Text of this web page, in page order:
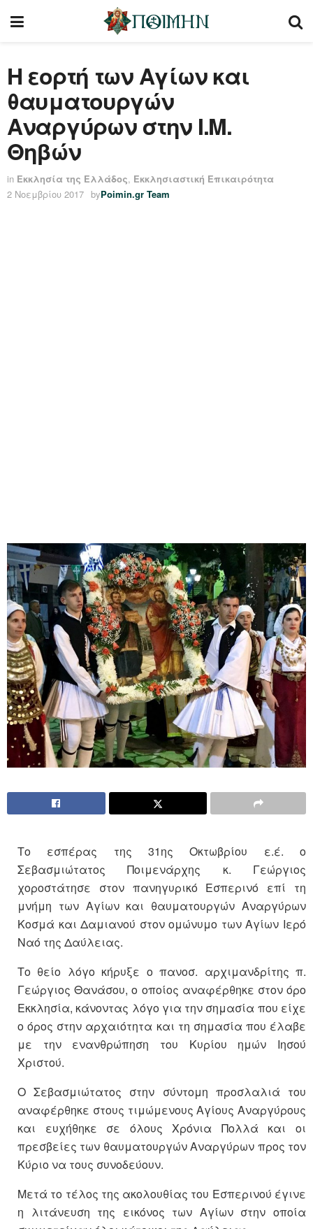
Η εορτή των Αγίων και
θαυματουργών
Αναργύρων στην Ι.Μ.
Θηβών
in Εκκλησία της Ελλάδος, Εκκλησιαστική Επικαιρότητα
2 Νοεμβρίου 2017 byPoimin.gr Team
Το εσπέρας της 31ης Οκτωβρίου ε.έ. ο
Σεβασμιώτατος Ποιμενάρχης κ. Γεώργιος
χοροστάτησε στον πανηγυρικό Εσπερινό επί τη
μνήμη των Αγίων και θαυματουργών Αναργύρων
Κοσμά και Δαμιανού στον ομώνυμο των Αγίων Ιερό
Ναό της Δαύλειας.
Το θείο λόγο κήρυξε ο πανοσ. αρχιμανδρίτης π.
Γεώργιος Θανάσου, ο οποίος αναφέρθηκε στον όρο
Εκκλησία, κάνοντας λόγο για την σημασία που είχε
ο όρος στην αρχαιότητα και τη σημασία που έλαβε
με την ενανθρώπηση του Κυρίου ημών Ιησού
Χριστού.
Ο Σεβασμιώτατος στην σύντομη προσλαλιά του
αναφέρθηκε στους τιμώμενους Αγίους Αναργύρους
και ευχήθηκε σε όλους Χρόνια Πολλά και οι
πρεσβείες των θαυματουργών Αναργύρων προς τον
Κύριο να τους συνοδεύουν.
Μετά το τέλος της ακολουθίας του Εσπερινού έγινε
η λιτάνευση της εικόνος των Αγίων στην οποία